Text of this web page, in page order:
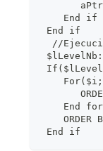
End if
End if
//
ORDER
End for
ORDER
End if